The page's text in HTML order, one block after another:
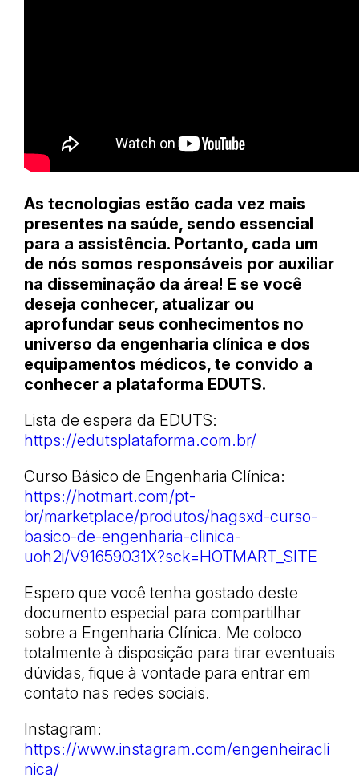
As tecnologias estão cada vez mais
presentes na saúde, sendo essencial
para a assistência. Portanto, cada um
de nós somos responsáveis por auxiliar
na disseminação da área! E se você
deseja conhecer, atualizar ou
aprofundar seus conhecimentos no
universo da engenharia clínica e dos
equipamentos médicos, te convido a
conhecer a plataforma EDUTS.
Lista de espera da EDUTS:
https://edutsplataforma.com.br/
Curso Básico de Engenharia Clínica:
https://hotmart.com/pt-
br/marketplace/produtos/hagsxd-curso-
basico-de-engenharia-clinica-
uoh2i/V91659031X?sck=HOTMART_SITE
Espero que você tenha gostado deste
documento especial para compartilhar
sobre a Engenharia Clínica. Me coloco
totalmente à disposição para tirar eventuais
dúvidas, fique à vontade para entrar em
contato nas redes sociais.
Instagram:
https://www.instagram.com/engenheiracli
nica/